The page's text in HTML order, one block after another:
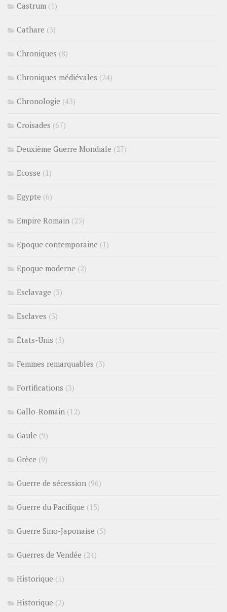
Castrum (1)
Cathare (3)
Chroniques (8)
Chroniques médiévales (24)
Chronologie (43)
Croisades (67)
Deuxième Guerre Mondiale (27)
Ecosse (1)
Egypte (6)
Empire Romain (25)
Epoque contemporaine (1)
Epoque moderne (2)
Esclavage (3)
Esclaves (3)
États-Unis (5)
Femmes remarquables (3)
Fortifications (3)
Gallo-Romain (12)
Gaule (9)
Grèce (9)
Guerre de sécession (96)
Guerre du Pacifique (15)
Guerre Sino-Japonaise (5)
Guerres de Vendée (24)
Historique (5)
Historique (2)